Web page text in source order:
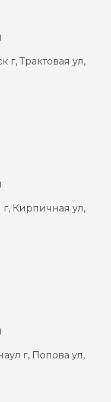
г,Трактовая ул,
Кирпичная ул,
г, Попова ул,